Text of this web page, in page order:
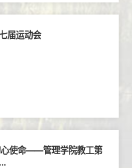
届运动会
心使命——管理学院教工第